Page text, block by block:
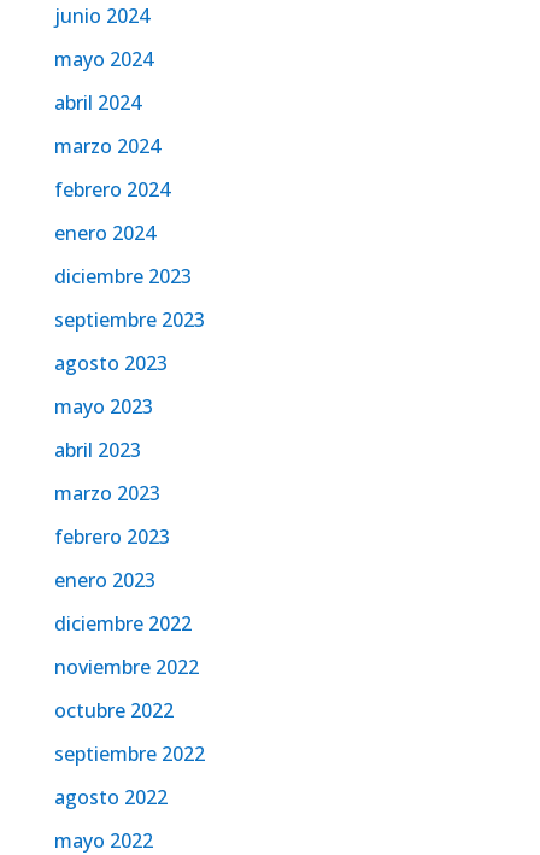
junio 2024
mayo 2024
abril 2024
marzo 2024
febrero 2024
enero 2024
diciembre 2023
septiembre 2023
agosto 2023
mayo 2023
abril 2023
marzo 2023
febrero 2023
enero 2023
diciembre 2022
noviembre 2022
octubre 2022
septiembre 2022
agosto 2022
mayo 2022